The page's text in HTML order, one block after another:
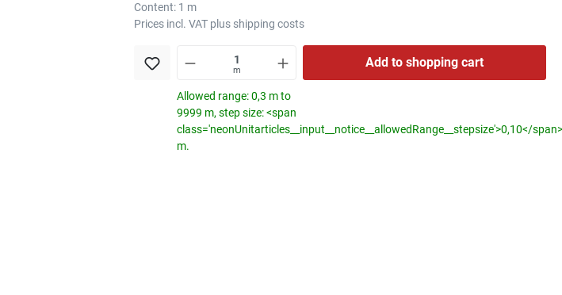
Content: 1 m
Prices incl. VAT plus shipping costs
m
Add to shopping cart
Allowed range: 0,3 m to
9999 m, step size: <span
class='neonUnitarticles__input__notice__allowedRange__stepsize'>0,10</span>
m.